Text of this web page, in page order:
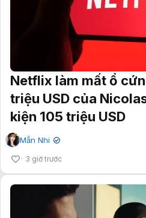
Netflix làm mất ổ
triệu USD của
kiện 105 triệu USD
Mẫn Nhi ✔
3 giờ trước